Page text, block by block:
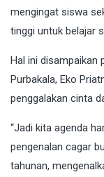
mengingat siswa
tinggi untuk belajar
Hal ini disampaikan
Purbakala, Eko
penggalakan cinta
“Jadi kita agenda
pengenalan cagar
tahunan,